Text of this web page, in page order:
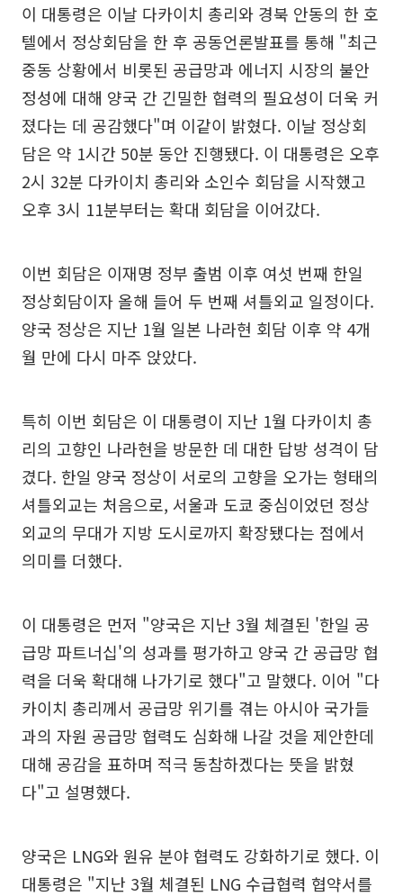
이 대통령은 이날 다카이치 총리와 경북 안동의 한 호
텔에서 정상회담을 한 후 공동언론발표를 통해 "최근
중동 상황에서 비롯된 공급망과 에너지 시장의 불안
정성에 대해 양국 간 긴밀한 협력의 필요성이 더욱 커
졌다는 데 공감했다"며 이같이 밝혔다. 이날 정상회
담은 약 1시간 50분 동안 진행됐다. 이 대통령은 오후
2시 32분 다카이치 총리와 소인수 회담을 시작했고
오후 3시 11분부터는 확대 회담을 이어갔다.
이번 회담은 이재명 정부 출범 이후 여섯 번째 한일
정상회담이자 올해 들어 두 번째 셔틀외교 일정이다.
양국 정상은 지난 1월 일본 나라현 회담 이후 약 4개
월 만에 다시 마주 앉았다.
특히 이번 회담은 이 대통령이 지난 1월 다카이치 총
리의 고향인 나라현을 방문한 데 대한 답방 성격이 담
겼다. 한일 양국 정상이 서로의 고향을 오가는 형태의
셔틀외교는 처음으로, 서울과 도쿄 중심이었던 정상
외교의 무대가 지방 도시로까지 확장됐다는 점에서
의미를 더했다.
이 대통령은 먼저 "양국은 지난 3월 체결된 '한일 공
급망 파트너십'의 성과를 평가하고 양국 간 공급망 협
력을 더욱 확대해 나가기로 했다"고 말했다. 이어 "다
카이치 총리께서 공급망 위기를 겪는 아시아 국가들
과의 자원 공급망 협력도 심화해 나갈 것을 제안한데
대해 공감을 표하며 적극 동참하겠다는 뜻을 밝혔
다"고 설명했다.
양국은 LNG와 원유 분야 협력도 강화하기로 했다. 이
대통령은 "지난 3월 체결된 LNG 수급협력 협약서를